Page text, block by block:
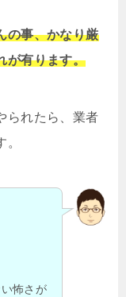
の事、かなり厳
が有ります。
られたら、業者
怖さが